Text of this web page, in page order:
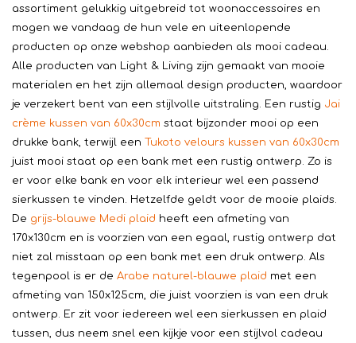
assortiment gelukkig uitgebreid tot woonaccessoires en
mogen we vandaag de hun vele en uiteenlopende
producten op onze webshop aanbieden als mooi cadeau.
Alle producten van Light & Living zijn gemaakt van mooie
materialen en het zijn allemaal design producten, waardoor
je verzekert bent van een stijlvolle uitstraling. Een rustig Jai
crème kussen van 60x30cm staat bijzonder mooi op een
drukke bank, terwijl een
Tukoto velours kussen van 60x30cm
juist mooi staat op een bank met een rustig ontwerp. Zo is
er voor elke bank en voor elk interieur wel een passend
sierkussen te vinden. Hetzelfde geldt voor de mooie plaids.
De grijs-blauwe Medi plaid heeft een afmeting van
170x130cm en is voorzien van een egaal, rustig ontwerp dat
niet zal misstaan op een bank met een druk ontwerp. Als
tegenpool is er de Arabe naturel-blauwe plaid met een
afmeting van 150x125cm, die juist voorzien is van een druk
ontwerp. Er zit voor iedereen wel een sierkussen en plaid
tussen, dus neem snel een kijkje voor een stijlvol cadeau